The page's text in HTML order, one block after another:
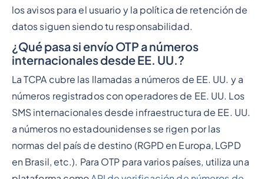
los avisos para el usuario y la política de retención de
datos siguen siendo tu responsabilidad.
¿Qué pasa si envío OTP a números
internacionales desde EE. UU.?
La TCPA cubre las llamadas a números de EE. UU. y a
números registrados con operadores de EE. UU. Los
SMS internacionales desde infraestructura de EE. UU.
a números no estadounidenses se rigen por las
normas del país de destino (RGPD en Europa, LGPD
en Brasil, etc.). Para OTP para varios países, utiliza una